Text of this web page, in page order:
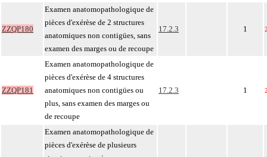
ZZQP180
Examen anatomopathologique de
pièces d'exérèse de 2 structures
anatomiques non contigües, sans
examen des marges ou de recoupe
17.2.3 1
ZZQP181
Examen anatomopathologique de
pièces d'exérèse de 4 structures
anatomiques non contigües ou
plus, sans examen des marges ou
de recoupe
17.2.3 1
Examen anatomopathologique de
pièces d'exérèse de plusieurs